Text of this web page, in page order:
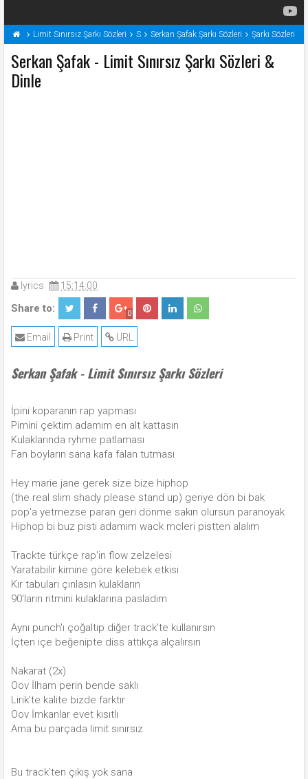
Limit Sınırsız Şarkı Sözleri S Serkan Şafak Şarkı Sözleri Şarkı Sözleri
Serkan Şafak - Limit Sınırsız Şarkı Sözleri &
Dinle
lyrics 15:14:00
Share to: 0
URL
Print
Email
Serkan Şafak - Limit Sınırsız Şarkı Sözleri
İpini koparanın rap yapması
Pimini çektim adamım en alt kattasın
Kulaklarında ryhme patlaması
Fan boyların sana kafa falan tutması
Hey marie jane gerek size bize hiphop
(the real slim shady please stand up) geriye dön bi bak
pop'a yetmezse paran geri dönme sakın olursun paranoyak
Hiphop bi buz pisti adamım wack mcleri pistten alalım
Trackte türkçe rap'in flow zelzelesi
Yaratabilir kimine göre kelebek etkisi
Kır tabuları çınlasın kulakların
90'ların ritmini kulaklarına pasladım
Aynı punch'ı çoğaltıp diğer track'te kullanırsın
İçten içe beğenipte diss attıkça alçalırsın
Nakarat (2x)
Oov İlham perin bende saklı
Lirik'te kalite bizde farktır
Oov İmkanlar evet kısıtlı
Ama bu parçada limit sınırsız
Bu track'ten çıkış yok sana